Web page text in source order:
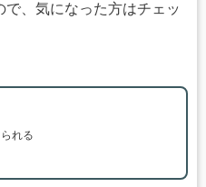
、気になった方はチェッ
れる